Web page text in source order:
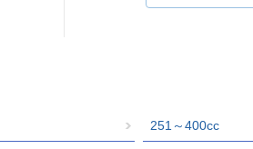
251～400cc